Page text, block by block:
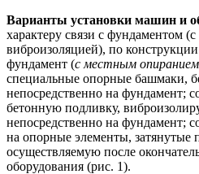
Варианты установки машин и
характеру связи с фундаментом
виброизоляцией), по
фундамент (с местным опиранием
специальные опорные башмаки,
непосредственно на фундамент;
бетонную подливку,
непосредственно на фундамент;
на опорные элементы, затянутые
осуществляемую после
оборудования (рис. 1).